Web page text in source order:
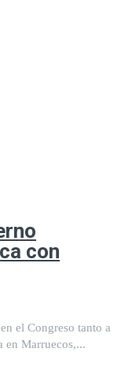
con
el Congreso tanto a
en Marruecos,...